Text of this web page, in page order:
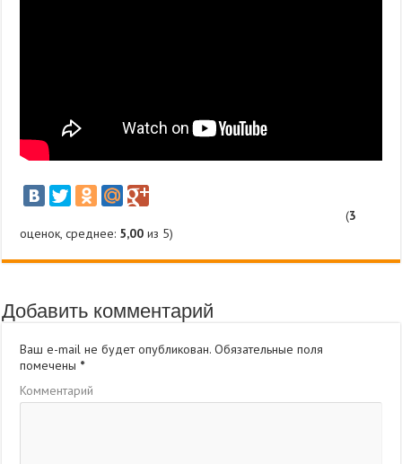
(3
оценок, среднее: 5,00 из 5)
Добавить комментарий
Ваш e-mail не будет опубликован. Обязательные поля
помечены *
Комментарий